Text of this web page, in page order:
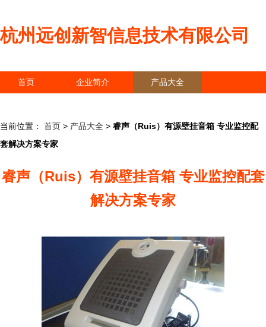
杭州远创新智信息技术有限公司
首页 企业简介 产品大全
当前位置： 首页 > 产品大全 > 睿声（Ruis）有源壁挂音箱 专业监控配
套解决方案专家
睿声（Ruis）有源壁挂音箱 专业监控配套
解决方案专家